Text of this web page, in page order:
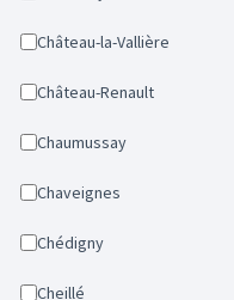
Château-la-Vallière
Château-Renault
Chaumussay
Chaveignes
Chédigny
Cheillé